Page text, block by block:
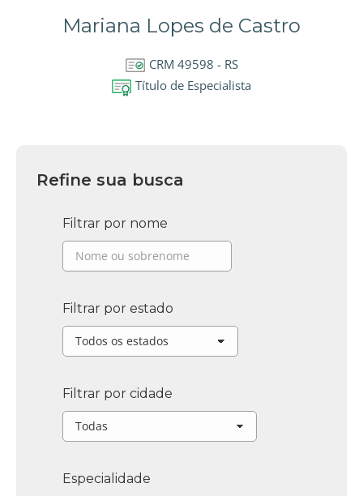
Mariana Lopes de Castro
CRM 49598 - RS
Título de Especialista
Refine sua busca
Filtrar por nome
Filtrar por estado
Filtrar por cidade
Especialidade